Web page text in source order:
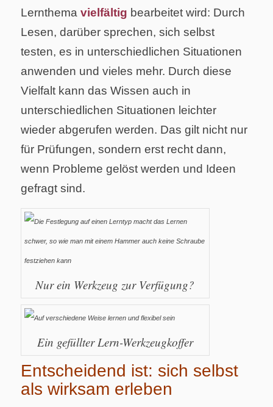
Lernthema vielfältig bearbeitet wird: Durch
Lesen, darüber sprechen, sich selbst
testen, es in unterschiedlichen Situationen
anwenden und vieles mehr. Durch diese
Vielfalt kann das Wissen auch in
unterschiedlichen Situationen leichter
wieder abgerufen werden. Das gilt nicht nur
für Prüfungen, sondern erst recht dann,
wenn Probleme gelöst werden und Ideen
gefragt sind.
Nur ein Werkzeug zur Verfügung?
Ein gefüllter Lern-Werkzeugkoffer
Entscheidend ist: sich selbst
als wirksam erleben